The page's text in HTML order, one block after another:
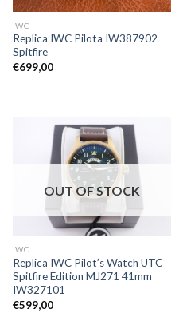
IWC
Replica IWC Pilota IW387902
Spitfire
€699,00
OUT OF STOCK
IWC
Replica IWC Pilot’s Watch UTC
Spitfire Edition MJ271 41mm
IW327101
€599,00